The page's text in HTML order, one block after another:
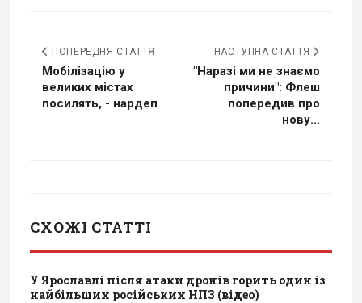
ПОПЕРЕДНЯ СТАТТЯ
Мобілізацію у
великих містах
посилять, - нардеп
НАСТУПНА СТАТТЯ
"Наразі ми не знаємо
причини": Флеш
попередив про
нову...
СХОЖІ СТАТТІ
У Ярославлі після атаки дронів горить один із
найбільших російських НПЗ (відео)